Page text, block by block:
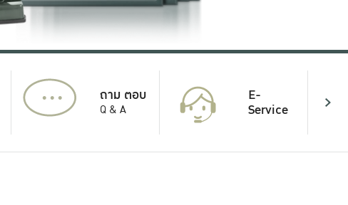
... ถาม ตอบ
Q & A
E-
Service